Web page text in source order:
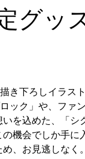
グッ
き下ろしイラス
ック」や、ファ
を込めた、「シ
機会でしか手に
、お見逃しなく。